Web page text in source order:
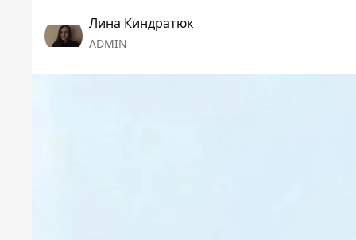
Лина Киндратюк
ADMIN